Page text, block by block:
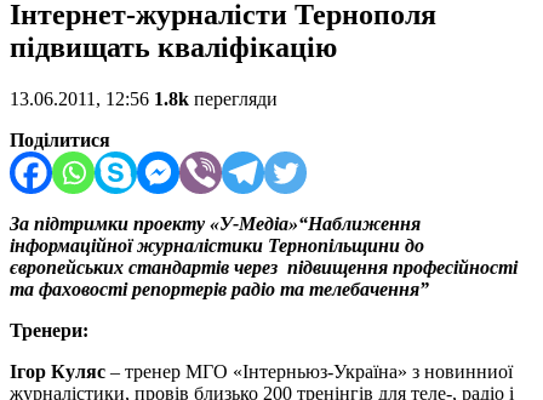
Інтернет-журналісти Тернополя
підвищать кваліфікацію
13.06.2011, 12:56 1.8k перегляди
Поділитися
За підтримки проекту «У-Медіа»“Наближення
інформаційної журналістики Тернопільщини до
європейських стандартів через підвищення професійності
та фаховості репортерів радіо та телебачення”
Тренери:
Ігор Куляс – тренер МГО «Інтерньюз-Україна» з новинниої
журналістики, провів близько 200 тренінгів для теле-, радіо і